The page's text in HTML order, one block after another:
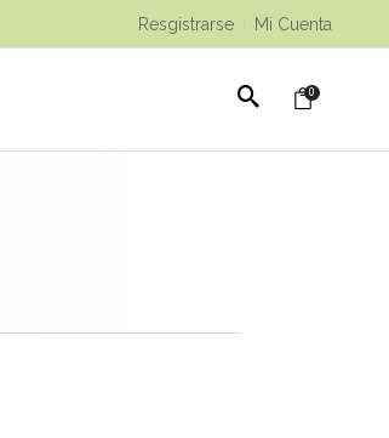
Resgistrarse Mi Cuenta
0